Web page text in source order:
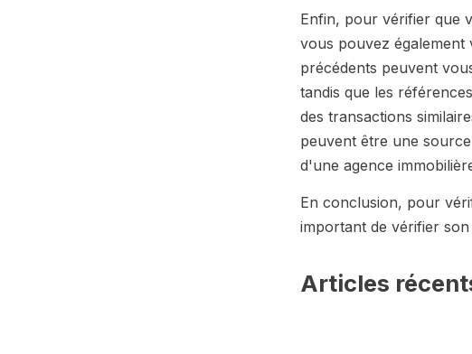
Enfin, pour vérifier que
vous pouvez également
précédents peuvent
tandis que les
des transactions
peuvent être une
d'une agence
En conclusion, pour
important de vérifier
Articles